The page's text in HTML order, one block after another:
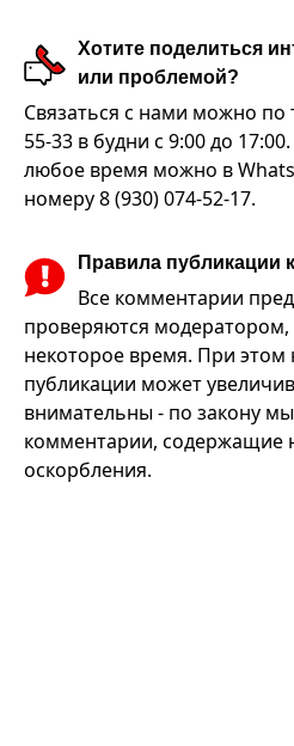
Хотите поделиться
или проблемой?
Связаться с нами можно по
55-33 в будни с 9:00 до
любое время можно в
номеру 8 (930) 074-52-17.
Правила публикации
Все комментарии
проверяются модератором,
некоторое время. При
публикации может
внимательны - по закону
комментарии, содержащие
оскорбления.